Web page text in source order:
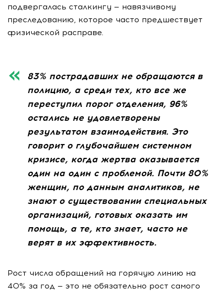
подвергалась сталкингу — навязчивому
преследованию, которое часто предшествует
физической расправе.
83% пострадавших не обращаются в
полицию, а среди тех, кто все же
переступил порог отделения, 96%
остались не удовлетворены
результатом взаимодействия. Это
говорит о глубочайшем системном
кризисе, когда жертва оказывается
один на один с проблемой. Почти 80%
женщин, по данным аналитиков, не
знают о существовании специальных
организаций, готовых оказать им
помощь, а те, кто знает, часто не
верят в их эффективность.
Рост числа обращений на горячую линию на
40% за год — это не обязательно рост самого